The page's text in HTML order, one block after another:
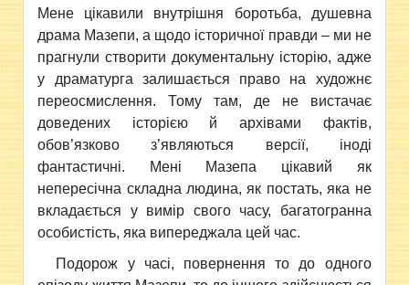
Мене цікавили внутрішня боротьба, душевна
драма Мазепи, а щодо історичної правди – ми не
прагнули створити документальну історію, адже
у драматурга залишається право на художнє
переосмислення. Тому там, де не вистачає
доведених історією й архівами фактів,
обов’язково з’являються версії, іноді
фантастичні. Мені Мазепа цікавий як
непересічна складна людина, як постать, яка не
вкладається у вимір свого часу, багатогранна
особистість, яка випереджала цей час.
Подорож у часі, повернення то до одного